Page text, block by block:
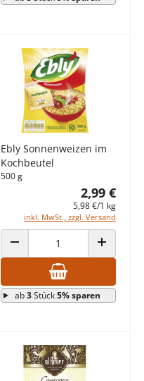
Ebly Sonnenweizen im
Kochbeutel
500 g
2,99 €
5,98 €/1 kg
inkl. MwSt., zzgl. Versand
ANZAHL VERRINGERN ANZAHL
ab3Stück5% sparen